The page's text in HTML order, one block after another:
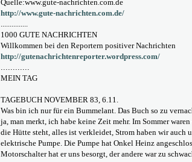
Quelle:www.gute-nachrichten.com.de
http://www.gute-nachrichten.com.de/
...............
1000 GUTE NACHRICHTEN
Willkommen bei den Reportern positiver Nachrichten
http://gutenachrichtenreporter.wordpress.com/
............
MEIN TAG
TAGEBUCH NOVEMBER 83, 6.11.
Was bin ich nur für ein Bummelant. Das Buch so zu
ja, man merkt, ich habe keine Zeit mehr. Im Sommer
die Hütte steht, alles ist verkleidet, Strom haben wir auch
elektrische Pumpe. Die Pumpe hat Onkel Heinz
Motorschalter hat er uns besorgt, der andere war zu